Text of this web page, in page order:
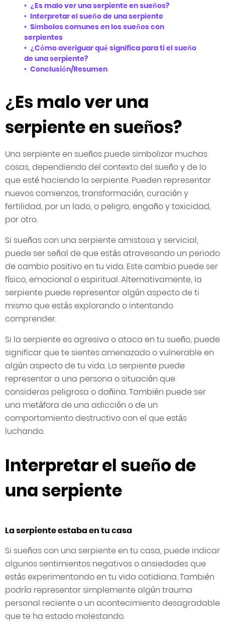
¿Es malo ver una serpiente en sueños?
Interpretar el sueño de una serpiente
Símbolos comunes en los sueños con
serpientes
¿Cómo averiguar qué significa para ti el sueño
de una serpiente?
Conclusión/Resumen
¿Es malo ver una
serpiente en sueños?
Una serpiente en sueños puede simbolizar muchas
cosas, dependiendo del contexto del sueño y de lo
que esté haciendo la serpiente. Pueden representar
nuevos comienzos, transformación, curación y
fertilidad, por un lado, o peligro, engaño y toxicidad,
por otro.
Si sueñas con una serpiente amistosa y servicial,
puede ser señal de que estás atravesando un periodo
de cambio positivo en tu vida. Este cambio puede ser
físico, emocional o espiritual. Alternativamente, la
serpiente puede representar algún aspecto de ti
mismo que estás explorando o intentando
comprender.
Si la serpiente es agresiva o ataca en tu sueño, puede
significar que te sientes amenazado o vulnerable en
algún aspecto de tu vida. La serpiente puede
representar a una persona o situación que
consideras peligrosa o dañina. También puede ser
una metáfora de una adicción o de un
comportamiento destructivo con el que estás
luchando.
Interpretar el sueño de
una serpiente
La serpiente estaba en tu casa
Si sueñas con una serpiente en tu casa, puede indicar
algunos sentimientos negativos o ansiedades que
estás experimentando en tu vida cotidiana. También
podría representar simplemente algún trauma
personal reciente o un acontecimiento desagradable
que te ha estado molestando.